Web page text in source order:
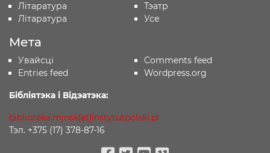
Лiтаратура
Літаратура
Тэатр
Усе
Мета
Увайсці
Entries feed
Comments feed
Wordpress.org
Бібліятэка і Відэатэка:
biblioteka.minsk[at]instytutpolski.pl
Тэл. +375 (17) 378-87-16